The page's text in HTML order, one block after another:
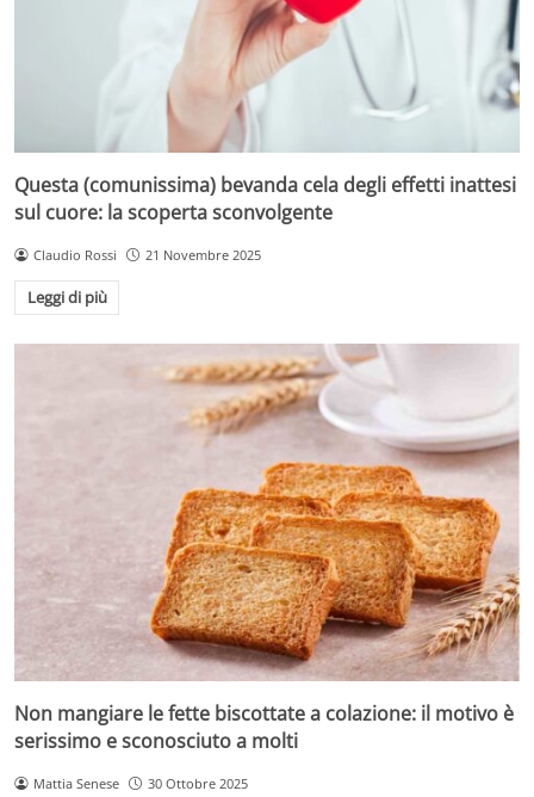
Questa (comunissima) bevanda cela degli effetti inattesi
sul cuore: la scoperta sconvolgente
Claudio Rossi 21 Novembre 2025
Leggi di più
Non mangiare le fette biscottate a colazione: il motivo è
serissimo e sconosciuto a molti
Mattia Senese 30 Ottobre 2025